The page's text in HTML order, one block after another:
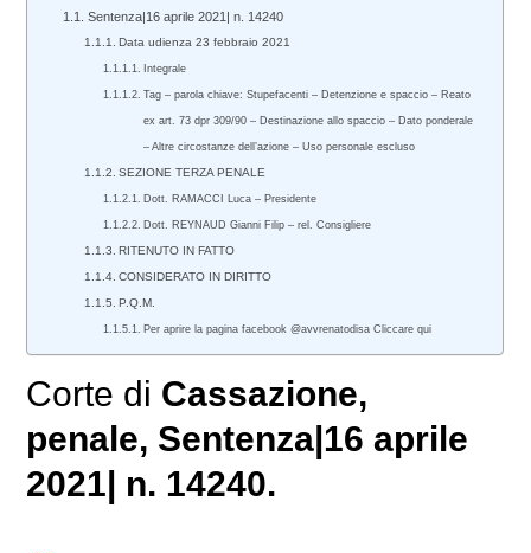
Sentenza|16 aprile 2021| n. 14240
Data udienza 23 febbraio 2021
Integrale
Tag – parola chiave: Stupefacenti – Detenzione e spaccio – Reato
ex art. 73 dpr 309/90 – Destinazione allo spaccio – Dato ponderale
– Altre circostanze dell’azione – Uso personale escluso
SEZIONE TERZA PENALE
Dott. RAMACCI Luca – Presidente
Dott. REYNAUD Gianni Filip – rel. Consigliere
RITENUTO IN FATTO
CONSIDERATO IN DIRITTO
P.Q.M.
Per aprire la pagina facebook @avvrenatodisa Cliccare qui
Corte di Cassazione,
penale, Sentenza|16 aprile
2021| n. 14240.